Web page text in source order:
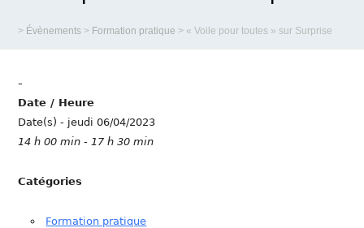
> Évènements > Formation pratique >« Voile pour toutes » sur Surprise
-
Date / Heure
Date(s) - jeudi 06/04/2023
14 h 00 min - 17 h 30 min
Catégories
Formation pratique